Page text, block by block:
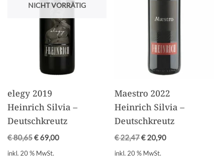
NICHT VORRÄTIG
elegy 2019
Heinrich Silvia –
Deutschkreutz
€80,65€69,00
inkl. 20 % MwSt.
Maestro 2022
Heinrich Silvia –
Deutschkreutz
€22,47€ 20,90
inkl. 20 % MwSt.